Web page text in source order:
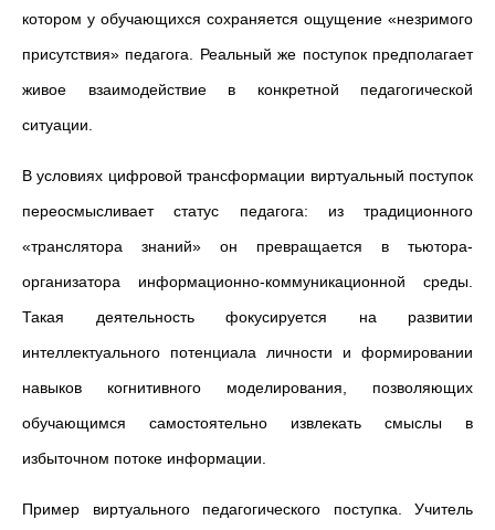
котором у обучающихся сохраняется ощущение «незримого
присутствия» педагога. Реальный же поступок предполагает
живое взаимодействие в конкретной педагогической
ситуации.
В условиях цифровой трансформации виртуальный поступок
переосмысливает статус педагога: из традиционного
«транслятора знаний» он превращается в тьютора-
организатора информационно-коммуникационной среды.
Такая деятельность фокусируется на развитии
интеллектуального потенциала личности и формировании
навыков когнитивного моделирования, позволяющих
обучающимся самостоятельно извлекать смыслы в
избыточном потоке информации.
Пример виртуального педагогического поступка. Учитель